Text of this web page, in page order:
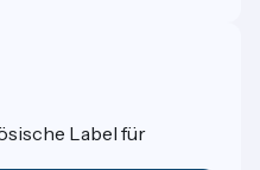
Label für